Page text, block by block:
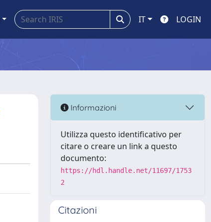
IT LOGIN
Informazioni
Utilizza questo identificativo per
citare o creare un link a questo
documento:
https://hdl.handle.net/11697/1753
2
Citazioni